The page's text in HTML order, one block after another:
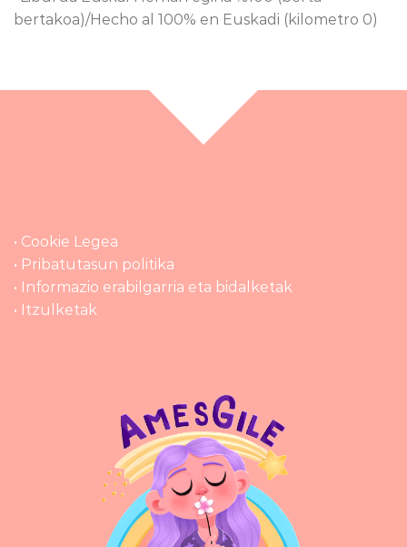
bertakoa)/Hecho al 100% en Euskadi (kilometro 0)
• Cookie Legea
• Pribatutasun politika
• Informazio erabilgarria eta bidalketak
• Itzulketak